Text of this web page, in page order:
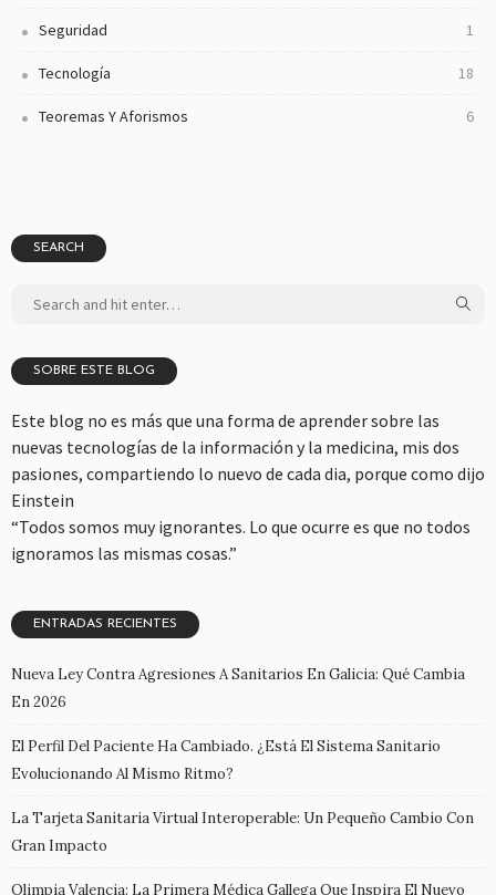
Seguridad 1
Tecnología 18
Teoremas Y Aforismos 6
SEARCH
SOBRE ESTE BLOG
Este blog no es más que una forma de aprender sobre las
nuevas tecnologías de la información y la medicina, mis dos
pasiones, compartiendo lo nuevo de cada dia, porque como dijo
Einstein
“Todos somos muy ignorantes. Lo que ocurre es que no todos
ignoramos las mismas cosas.”
ENTRADAS RECIENTES
Nueva Ley Contra Agresiones A Sanitarios En Galicia: Qué Cambia
En 2026
El Perfil Del Paciente Ha Cambiado. ¿Está El Sistema Sanitario
Evolucionando Al Mismo Ritmo?
La Tarjeta Sanitaria Virtual Interoperable: Un Pequeño Cambio Con
Gran Impacto
Olimpia Valencia: La Primera Médica Gallega Que Inspira El Nuevo